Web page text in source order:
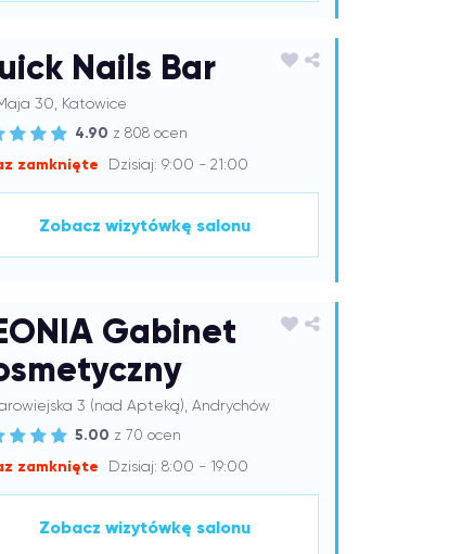
Nails Bar
30, Katowice
4.90 z 808 ocen
zamknięte Dzisiaj: 9:00 - 21:00
Zobacz wizytówkę salonu
Gabinet
3 (nad Apteką), Andrychów
5.00 z 70 ocen
zamknięte Dzisiaj: 8:00 - 19:00
Zobacz wizytówkę salonu